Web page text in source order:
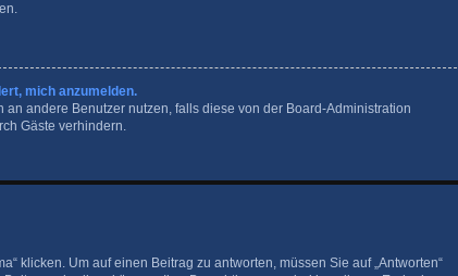
mich anzumelden.
andere Benutzer nutzen, falls diese von der Board-Administration
Gäste verhindern.
klicken. Um auf einen Beitrag zu antworten, müssen Sie auf „Antworten“